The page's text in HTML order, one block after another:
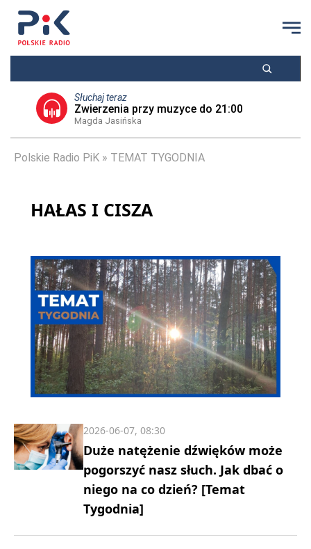
Słuchaj teraz
Zwierzenia przy muzyce do 21:00
Magda Jasińska
Polskie Radio PiK TEMAT TYGODNIA
HAŁAS I CISZA
Duże natężenie dźwięków może
pogorszyć nasz słuch. Jak dbać o
niego na co dzień? [Temat
Tygodnia]
2026-06-07, 08:30